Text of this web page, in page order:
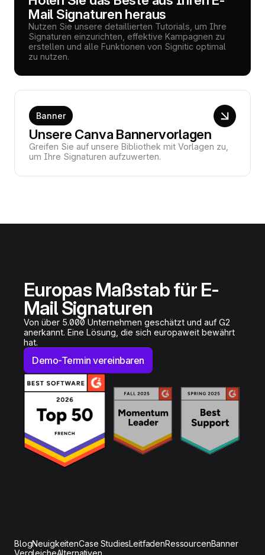
Mail Signaturen heraus
Nutzen Sie unsere detaillierten Tutorials, um Ihre
Signaturen einzurichten, effektive Kampagnen zu
erstellen und alle Funktionen von Signitic optimal
zu nutzen.
Banner
Unsere Canva Bannervorlagen
Greifen Sie auf unsere Bibliothek mit Vorlagen zu,
um Ihre Signaturen aufzuwerten.
Europas Maßstab für E-
Mail Signaturen
Von über 5.000 Unternehmen geschätzt und auf G2
anerkannt. Eine Lösung, die sich europaweit bewährt
hat.
Demo-Termin vereinbaren
BlogNeuigkeitenCase StudiesLeitfadenRessourcenBanner
VergleicheAlternativen